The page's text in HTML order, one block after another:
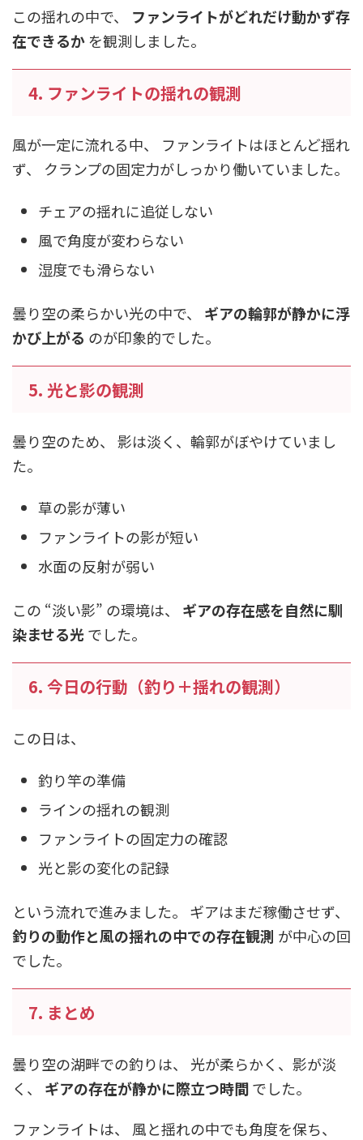
この揺れの中で、 ファンライトがどれだけ動かず存
在できるかを観測しました。
4. ファンライトの揺れの観測
風が一定に流れる中、 ファンライトはほとんど揺れ
ず、 クランプの固定力がしっかり働いていました。
チェアの揺れに追従しない
風で角度が変わらない
湿度でも滑らない
曇り空の柔らかい光の中で、 ギアの輪郭が静かに浮
かび上がる のが印象的でした。
5. 光と影の観測
曇り空のため、 影は淡く、輪郭がぼやけていまし
た。
草の影が薄い
ファンライトの影が短い
水面の反射が弱い
この “淡い影” の環境は、 ギアの存在感を自然に馴
染ませる光でした。
6. 今日の行動（釣り＋揺れの観測）
この日は、
釣り竿の準備
ラインの揺れの観測
ファンライトの固定力の確認
光と影の変化の記録
という流れで進みました。 ギアはまだ稼働させず、
釣りの動作と風の揺れの中での存在観測 が中心の回
でした。
7. まとめ
曇り空の湖畔での釣りは、 光が柔らかく、影が淡
く、 ギアの存在が静かに際立つ時間でした。
ファンライトは、 風と揺れの中でも角度を保ち、